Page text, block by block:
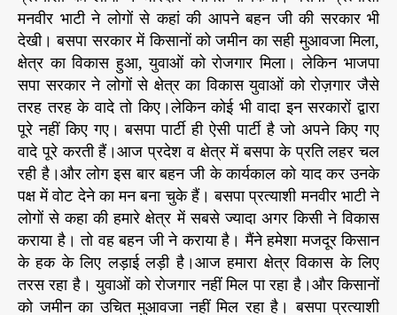
चा
र
में
झों
की
अ
प
नी
पू
री
ता
क
त
मनवीर भाटी ने लोगों से कहां की आपने बहन जी की सरकार भी
देखी। बसपा सरकार में किसानों को जमीन का सही मुआवजा मिला,
क्षेत्र का विकास हुआ, युवाओं को रोजगार मिला। लेकिन भाजपा
सपा सरकार ने लोगों से क्षेत्र का विकास युवाओं को रोज़गार जैसे
तरह तरह के वादे तो किए।लेकिन कोई भी वादा इन सरकारों द्वारा
पूरे नहीं किए गए। बसपा पार्टी ही ऐसी पार्टी है जो अपने किए गए
वादे पूरे करती हैं।आज प्रदेश व क्षेत्र में बसपा के प्रति लहर चल
रही है।और लोग इस बार बहन जी के कार्यकाल को याद कर उनके
पक्ष में वोट देने का मन बना चुके हैं। बसपा प्रत्याशी मनवीर भाटी ने
लोगों से कहा की हमारे क्षेत्र में सबसे ज्यादा अगर किसी ने विकास
कराया है। तो वह बहन जी ने कराया है। मैंने हमेशा मजदूर किसान
के हक के लिए लड़ाई लड़ी है।आज हमारा क्षेत्र विकास के लिए
तरस रहा है। युवाओं को रोजगार नहीं मिल पा रहा है।और किसानों
को जमीन का उचित मुआवजा नहीं मिल रहा है। बसपा प्रत्याशी